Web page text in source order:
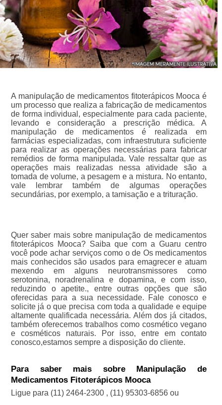
A manipulação de medicamentos fitoterápicos Mooca é
um processo que realiza a fabricação de medicamentos
de forma individual, especialmente para cada paciente,
levando e consideração a prescrição médica. A
manipulação de medicamentos é realizada em
farmácias especializadas, com infraestrutura suficiente
para realizar as operações necessárias para fabricar
remédios de forma manipulada. Vale ressaltar que as
operações mais realizadas nessa atividade são a
tomada de volume, a pesagem e a mistura. No entanto,
vale lembrar também de algumas operações
secundárias, por exemplo, a tamisação e a trituração.
Quer saber mais sobre manipulação de medicamentos
fitoterápicos Mooca? Saiba que com a Guaru centro
você pode achar serviços como o de Os medicamentos
mais conhecidos são usados para emagrecer e atuam
mexendo em alguns neurotransmissores como
serotonina, noradrenalina e dopamina, e com isso,
reduzindo o apetite., entre outras opções que são
oferecidas para a sua necessidade. Fale conosco e
solicite já o que precisa com toda a qualidade e equipe
altamente qualificada necessária. Além dos já citados,
também oferecemos trabalhos como cosmético vegano
e cosméticos naturais. Por isso, entre em contato
conosco,estamos sempre a disposição do cliente.
Para saber mais sobre Manipulação de
Medicamentos Fitoterápicos Mooca
Ligue para (11) 2464-2300 , (11) 95303-6856 ou